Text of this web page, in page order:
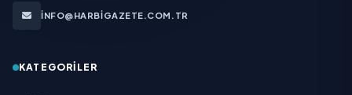
INFO@HARBIGAZETE.COM.TR
KATEGORILER